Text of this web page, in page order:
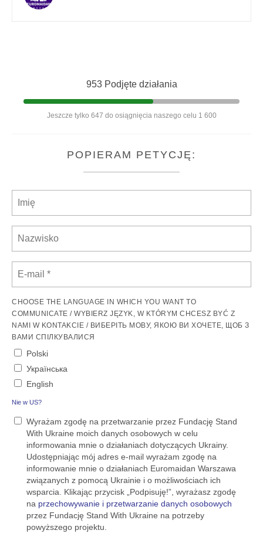
953 Podjęte działania
Jeszcze tylko 647 do osiągnięcia naszego celu 1 600
POPIERAM PETYCJĘ:
CHOOSE THE LANGUAGE IN WHICH YOU WANT TO
COMMUNICATE / WYBIERZ JĘZYK, W KTÓRYM CHCESZ BYĆ Z
NAMI W KONTAKCIE / ВИБЕРІТЬ МОВУ, ЯКОЮ ВИ ХОЧЕТЕ, ЩОБ З
ВАМИ СПІЛКУВАЛИСЯ
Polski
Українська
English
Nie w US?
Wyrażam zgodę na przetwarzanie przez Fundację Stand
With Ukraine moich danych osobowych w celu
informowania mnie o działaniach dotyczących Ukrainy.
Udostępniając mój adres e-mail wyrażam zgodę na
informowanie mnie o działaniach Euromaidan Warszawa
związanych z pomocą Ukrainie i o możliwościach ich
wsparcia. Klikając przycisk „Podpisuję!”, wyrażasz zgodę
na przechowywanie i przetwarzanie danych osobowych
przez Fundację Stand With Ukraine na potrzeby
powyższego projektu.